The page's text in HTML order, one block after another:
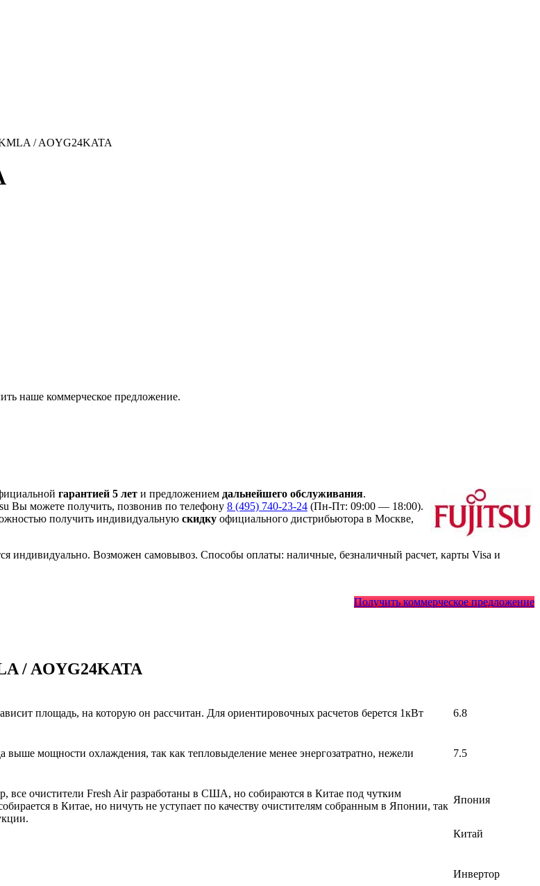
/ AOYG24KATA
наше коммерческое предложение.
гарантией 5 лет и предложением дальнейшего обслуживания.
Вы можете получить, позвонив по телефону 8 (495) 740-23-24 (Пн-Пт: 09:00 — 18:00).
получить индивидуальную скидку официального дистрибьютора в Москве,
индивидуально. Возможен самовывоз. Способы оплаты: наличные, безналичный расчет, карты Visa и
Получить коммерческое предложение
/ AOYG24KATA
площадь, на которую он рассчитан. Для ориентировочных расчетов берется 1кВт
6.8
мощности охлаждения, так как тепловыделение менее энергозатратно, нежели
7.5
все очистители Fresh Air разработаны в США, но собираются в Китае под чутким
в Китае, но ничуть не уступает по качеству очистителям собранным в Японии, так
Япония
Китай
Инвертор